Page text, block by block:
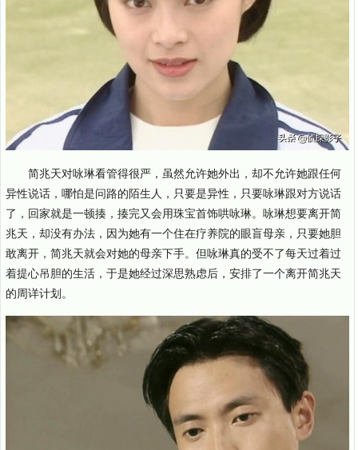
简兆天对咏琳看管得很严，虽然允许她外出，却不允许她跟任何
异性说话，哪怕是问路的陌生人，只要是异性，只要咏琳跟对方说话
了，回家就是一顿揍，揍完又会用珠宝首饰哄咏琳。咏琳想要离开简
兆天，却没有办法，因为她有一个住在疗养院的眼盲母亲，只要她胆
敢离开，简兆天就会对她的母亲下手。但咏琳真的受不了每天过着过
着提心吊胆的生活，于是她经过深思熟虑后，安排了一个离开简兆天
的周详计划。